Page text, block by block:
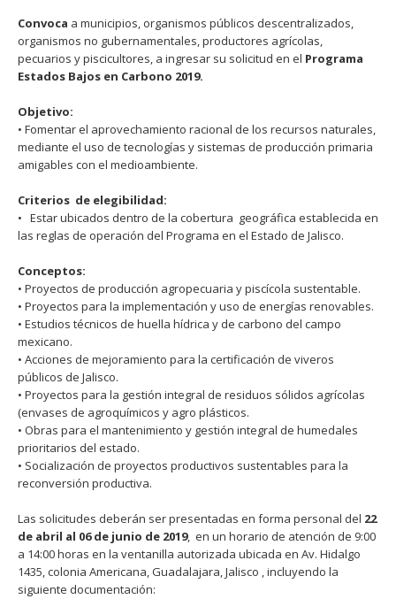
Convoca a municipios, organismos públicos descentralizados,
organismos no gubernamentales, productores agrícolas,
pecuarios y piscicultores, a ingresar su solicitud en el Programa
Estados Bajos en Carbono 2019.
Objetivo:
• Fomentar el aprovechamiento racional de los recursos naturales,
mediante el uso de tecnologías y sistemas de producción primaria
amigables con el medioambiente.
Criterios de elegibilidad:
• Estar ubicados dentro de la cobertura geográfica establecida en
las reglas de operación del Programa en el Estado de Jalisco.
Conceptos:
• Proyectos de producción agropecuaria y piscícola sustentable.
• Proyectos para la implementación y uso de energías renovables.
• Estudios técnicos de huella hídrica y de carbono del campo
mexicano.
• Acciones de mejoramiento para la certificación de viveros
públicos de Jalisco.
• Proyectos para la gestión integral de residuos sólidos agrícolas
(envases de agroquímicos y agro plásticos.
• Obras para el mantenimiento y gestión integral de humedales
prioritarios del estado.
• Socialización de proyectos productivos sustentables para la
reconversión productiva.
Las solicitudes deberán ser presentadas en forma personal del 22
de abril al 06 de junio de 2019, en un horario de atención de 9:00
a 14:00 horas en la ventanilla autorizada ubicada en Av. Hidalgo
1435, colonia Americana, Guadalajara, Jalisco , incluyendo la
siguiente documentación: